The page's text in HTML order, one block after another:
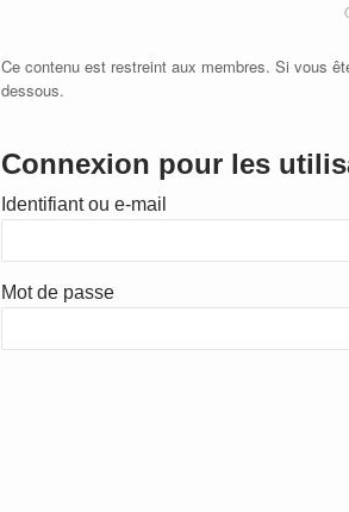
Ce contenu est restreint aux membres. Si vous
dessous.
Connexion pour les
Identifiant ou e-mail
Mot de passe